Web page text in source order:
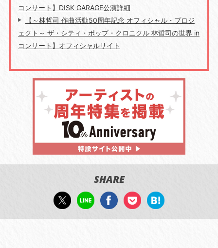
コンサート】DISK GARAGE公演詳細
【～林哲司 作曲活動50周年記念 オフィシャル・プロジ
ェクト～ ザ・シティ・ポップ・クロニクル 林哲司の世界 in
コンサート】オフィシャルサイト
SHARE